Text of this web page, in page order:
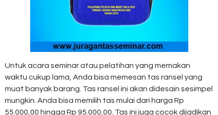
Untuk acara seminar atau pelatihan yang memakan
waktu cukup lama, Anda bisa memesan tas ransel yang
muat banyak barang. Tas ransel ini akan didesain sesimpel
mungkin. Anda bisa memilih tas mulai dari harga Rp
55.000,00 hingga Rp 95.000,00. Tas ini juga cocok dijadikan